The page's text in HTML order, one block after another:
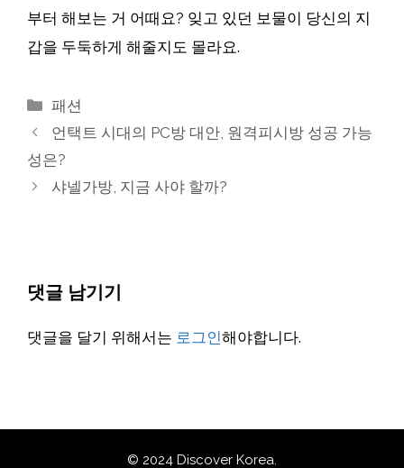
부터 해보는 거 어때요? 잊고 있던 보물이 당신의 지
갑을 두둑하게 해줄지도 몰라요.
카
테
리
패션
언택트 시대의 PC방 대안, 원격피시방 성공 가능
성은?
샤넬가방, 지금 사야 할까?
댓글 남기기
댓글을 달기 위해서는 로그인해야합니다.
© 2024 Discover Korea.